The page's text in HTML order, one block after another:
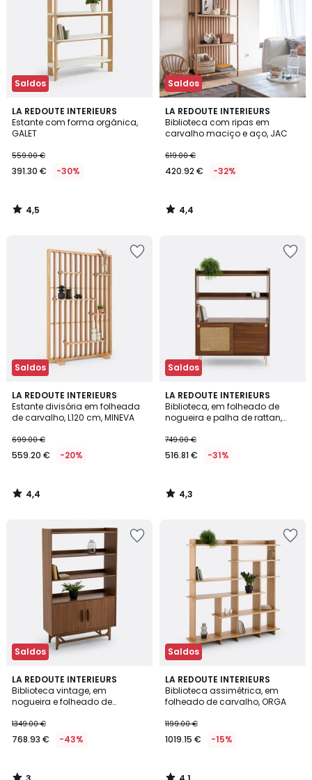
Saldos
LA REDOUTE INTERIEURS
Estante com forma orgânica,
GALET
559.00 €
391.30 € -30%
4,5
/ 5
4,5
/
Saldos
LA REDOUTE INTERIEURS
Biblioteca com ripas em
carvalho maciço e aço, JAC
619.00 €
420.92 € -32%
4,4
/ 5
4,4
/
Saldos
LA REDOUTE INTERIEURS
Estante divisória em folheada
de carvalho, L120 cm, MINEVA
699.00 €
559.20 € -20%
4,4
/ 5
4,4
/
Saldos
LA REDOUTE INTERIEURS
Biblioteca, em folheado de
nogueira e palha de rattan,
749.00 €
516.81 € -31%
4,3
/ 5
4,3
/
Saldos
LA REDOUTE INTERIEURS
Biblioteca vintage, em
nogueira e folheado de
1349.00 €
768.93 € -43%
3
/
5
Saldos
LA REDOUTE INTERIEURS
Biblioteca assimétrica, em
folheado de carvalho, ORGA
1199.00 €
1019.15 € -15%
4,1
/ 5